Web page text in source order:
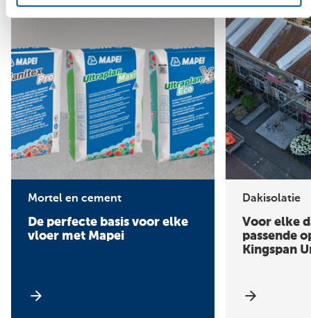
Blog
De perfecte basis voor elke
vloer met Mapei
Mortel en cement
Blog
Voor elke
passende
Kingspan
Dakisolatie